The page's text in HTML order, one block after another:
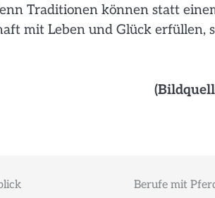
Traditionen können statt
mit Leben und Glück erfüllen,
Berufe mit